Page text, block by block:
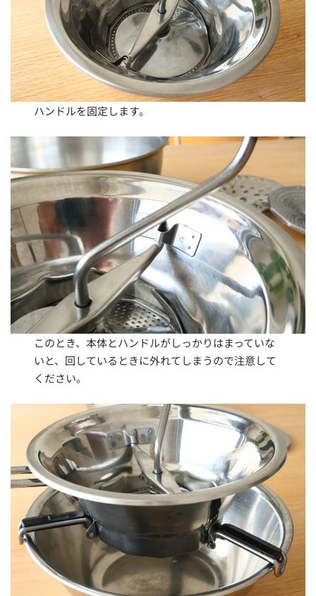
ハンドルを固定します。
このとき、本体とハンドルがしっかりはまっていな
いと、回しているときに外れてしまうので注意して
ください。